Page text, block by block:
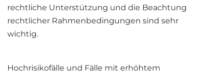
rechtliche Unterstützung und die Beachtung
rechtlicher Rahmenbedingungen sind sehr
wichtig.
Hochrisikofälle und Fälle mit erhöhtem